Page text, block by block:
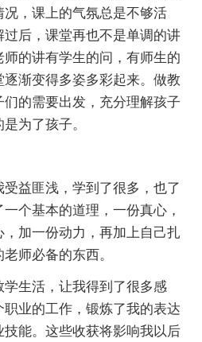
，课上的气氛总是不够活
后，课堂再也不是单调的讲
的讲有学生的问，有师生的
渐变得多姿多彩起来。做教
的需要出发，充分理解孩子
为了孩子。
益匪浅，学到了很多，也了
个基本的道理，一份真心，
加一份动力，再加上自己扎
师必备的东西。
生活，让我得到了很多感
业的工作，锻炼了我的表达
能。这些收获将影响我以后